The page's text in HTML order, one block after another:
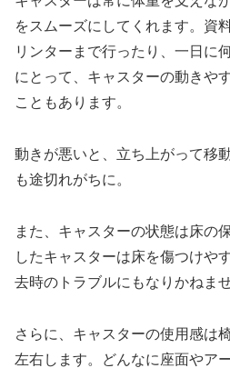
をスムーズにしてくれます。資
リンターまで行ったり、一日に
にとって、キャスターの動きや
こともあります。
動きが悪いと、立ち上がって移
も途切れがちに。
また、キャスターの状態は床の
したキャスターは床を傷つけや
去時のトラブルにもなりかねませ
さらに、キャスターの使用感は
左右します。どんなに座面やア